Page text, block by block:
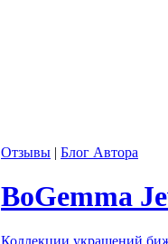
Отзывы | Блог Автора
BoGemma
Коллекции украшений